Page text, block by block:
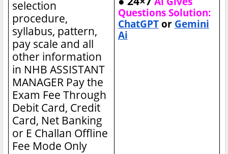
selection
procedure,
syllabus, pattern,
pay scale and all
other information
in NHB ASSISTANT
MANAGER Pay the
Exam Fee Through
Debit Card, Credit
Card, Net Banking
or E Challan Offline
Fee Mode Only
Questions Solution:
ChatGPT or Gemini
Ai